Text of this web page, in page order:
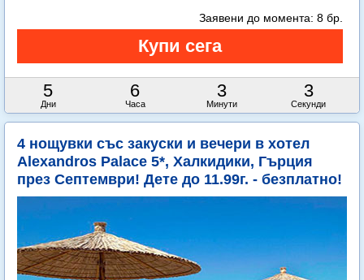
5
Дни
6
Часа
3
Минути
0
Секунди
Заявени до момента: 8 бр.
4 нощувки със закуски и вечери в хотел
Alexandros Palace 5*, Халкидики, Гърция
през Септември! Дете до 11.99г. - безплатно!